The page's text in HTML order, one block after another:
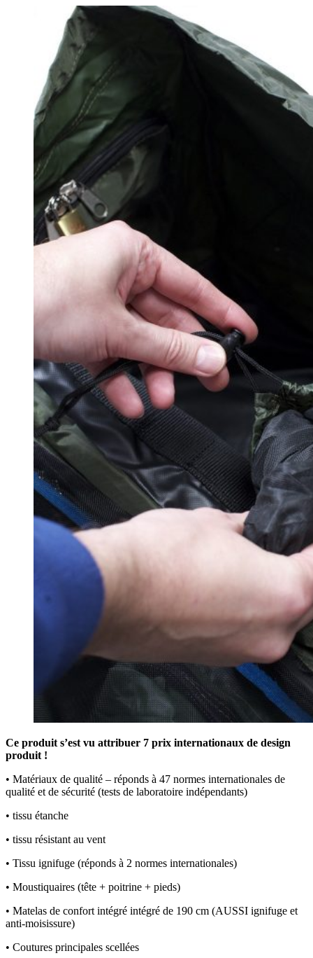
Ce produit s’est vu attribuer 7 prix internationaux de design
produit !
• Matériaux de qualité – réponds à 47 normes internationales de
qualité et de sécurité (tests de laboratoire indépendants)
• tissu étanche
• tissu résistant au vent
• Tissu ignifuge (réponds à 2 normes internationales)
• Moustiquaires (tête + poitrine + pieds)
• Matelas de confort intégré intégré de 190 cm (AUSSI ignifuge et
anti-moisissure)
• Coutures principales scellées